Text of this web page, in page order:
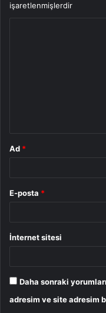
işaretlenmişlerdir
Ad *
E-posta *
İnternet sitesi
Daha sonraki
adresim ve site adresim